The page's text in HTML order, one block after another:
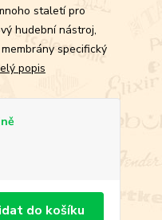
staletí pro
hudební nástroj,
specifický
popis
do košíku